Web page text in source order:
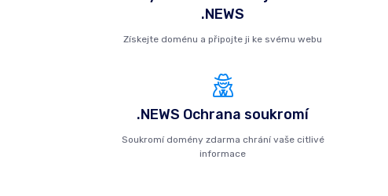
.NEWS
Získejte doménu a připojte ji ke svému webu
.NEWS Ochrana soukromí
Soukromí domény zdarma chrání vaše citlivé
informace